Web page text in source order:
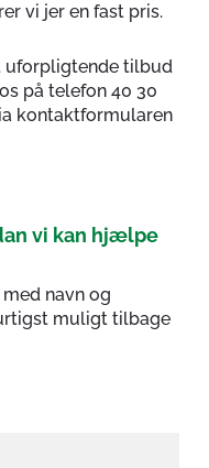
vi jer en fast pris.
uforpligtende tilbud
på telefon 40 30
kontaktformularen
vi kan hjælpe
navn og
muligt tilbage